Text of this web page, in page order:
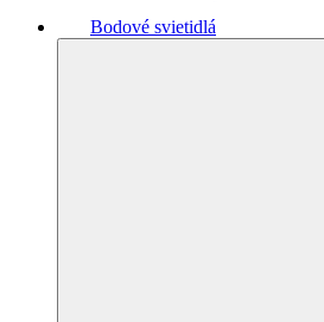
Bodové svietidlá